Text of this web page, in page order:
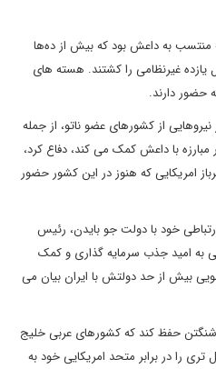
منتسب به داعش بود که بیش از ده‌ها
غیرنظامی را کشتند. هسته های
حضور دارند.
از کشورهای عضو ناتو، از جمله
با داعش کمک می کند، دفاع کرد،
جدول زمانی برای خروج 2000 سرباز امریکایی که هنوز در این کشور حضور
خود با دولت جو بایدن، رئیس
به امید جذب سرمایه گذاری و کمک
بیش از حد دولتش با ایران بیان می
حفظ کند که کشورهای عربی خلیج
را در برابر متحد امریکایی خود به